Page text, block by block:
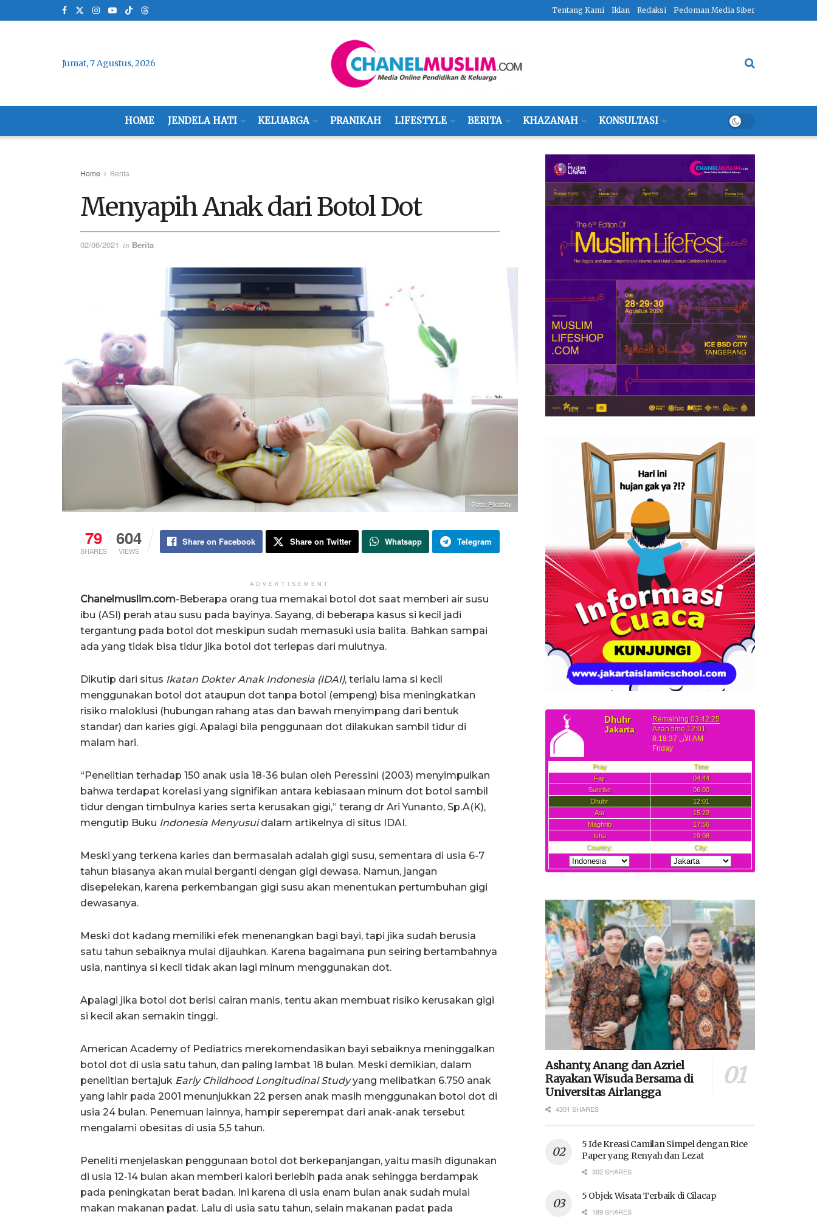
Tentang Kami Iklan Redaksi Pedoman Media Siber
Jumat, 7 Agustus, 2026
HOME JENDELA HATI KELUARGA PRANIKAH LIFESTYLE BERITA KHAZANAH KONSULTASI
Home Berita
Menyapih Anak dari Botol Dot
02/06/2021 in Berita
Foto: Pixabay
79
SHARES
604
VIEWS
Share on Facebook Share on Twitter Whatsapp Telegram
ADVERTISEMENT
Chanelmuslim.com-Beberapa orang tua memakai botol dot saat memberi air susu
ibu (ASI) perah atau susu pada bayinya. Sayang, di beberapa kasus si kecil jadi
tergantung pada botol dot meskipun sudah memasuki usia balita. Bahkan sampai
ada yang tidak bisa tidur jika botol dot terlepas dari mulutnya.
Dikutip dari situs Ikatan Dokter Anak Indonesia (IDAI), terlalu lama si kecil
menggunakan botol dot ataupun dot tanpa botol (empeng) bisa meningkatkan
risiko maloklusi (hubungan rahang atas dan bawah menyimpang dari bentuk
standar) dan karies gigi. Apalagi bila penggunaan dot dilakukan sambil tidur di
malam hari.
“Penelitian terhadap 150 anak usia 18-36 bulan oleh Peressini (2003) menyimpulkan
bahwa terdapat korelasi yang signifikan antara kebiasaan minum dot botol sambil
tidur dengan timbulnya karies serta kerusakan gigi,” terang dr Ari Yunanto, Sp.A(K),
mengutip Buku Indonesia Menyusuidalam artikelnya di situs IDAI.
Meski yang terkena karies dan bermasalah adalah gigi susu, sementara di usia 6-7
tahun biasanya akan mulai berganti dengan gigi dewasa. Namun, jangan
disepelekan, karena perkembangan gigi susu akan menentukan pertumbuhan gigi
dewasanya.
Meski dot kadang memiliki efek menenangkan bagi bayi, tapi jika sudah berusia
satu tahun sebaiknya mulai dijauhkan. Karena bagaimana pun seiring bertambahnya
usia, nantinya si kecil tidak akan lagi minum menggunakan dot.
Apalagi jika botol dot berisi cairan manis, tentu akan membuat risiko kerusakan gigi
si kecil akan semakin tinggi.
American Academy of Pediatrics merekomendasikan bayi sebaiknya meninggalkan
botol dot di usia satu tahun, dan paling lambat 18 bulan. Meski demikian, dalam
penelitian bertajuk Early Childhood Longitudinal Studyyang melibatkan 6.750 anak
yang lahir pada 2001 menunjukkan 22 persen anak masih menggunakan botol dot di
usia 24 bulan. Penemuan lainnya, hampir seperempat dari anak-anak tersebut
mengalami obesitas di usia 5,5 tahun.
Peneliti menjelaskan penggunaan botol dot berkepanjangan, yaitu masih digunakan
di usia 12-14 bulan akan memberi kalori berlebih pada anak sehingga berdampak
pada peningkatan berat badan. Ini karena di usia enam bulan anak sudah mulai
makan makanan padat. Lalu di usia satu tahun, selain makanan padat pada
Ashanty, Anang dan Azriel
Rayakan Wisuda Bersama di
Universitas Airlangga
4301 SHARES
5 Ide Kreasi Camilan Simpel dengan Rice
Paper yang Renyah dan Lezat
302 SHARES
5 Objek Wisata Terbaik di Cilacap
189 SHARES